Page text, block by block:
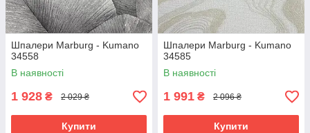
Шпалери Marburg - Kumano
34558
В наявності
1 928 ₴ 2 029 ₴
Купити
Шпалери Marburg - Kumano
34585
В наявності
1 991 ₴ 2 096 ₴
Купити